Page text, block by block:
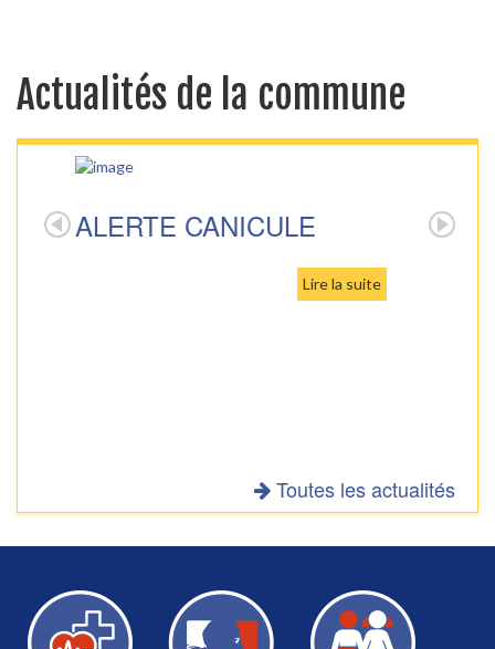
Actualités de la commune
ALERTE CANICULE
Lire la suite
Toutes les actualités